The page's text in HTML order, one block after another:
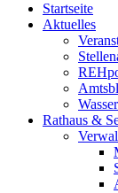
Startseite
Aktuelles
Rathaus &